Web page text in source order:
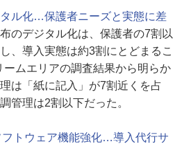
ル化…保護者ニーズと実態に差
のデジタル化は、保護者の7割以
、導入実態は約3割にとどまるこ
ムエリアの調査結果から明らか
は「紙に記入」が7割近くを占
管理は2割以下だった。
トウェア機能強化…導入代行サ